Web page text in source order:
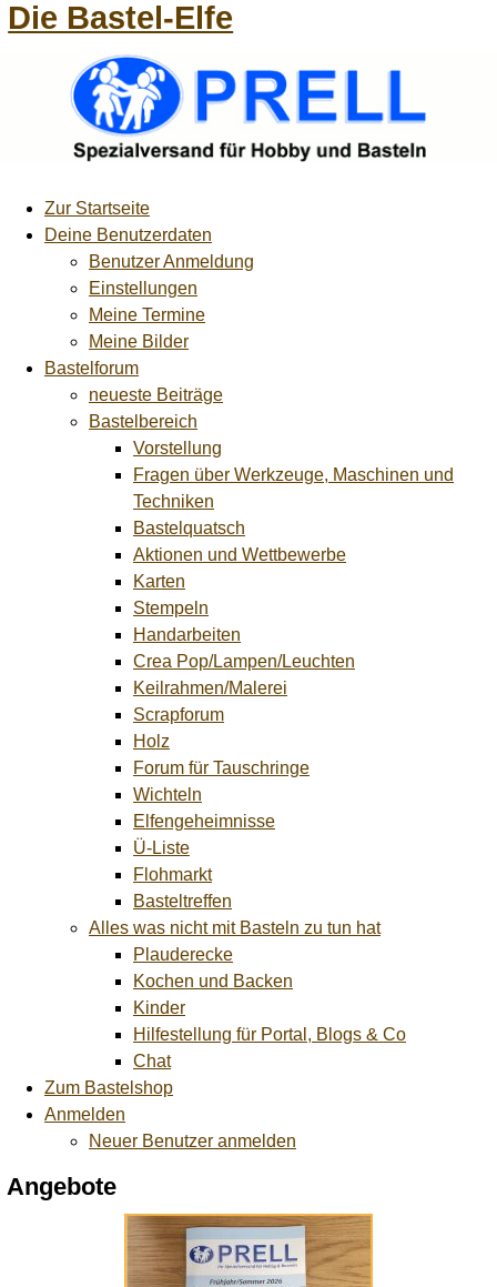
Die Bastel-Elfe
Zur Startseite
Deine Benutzerdaten
Benutzer Anmeldung
Einstellungen
Meine Termine
Meine Bilder
Bastelforum
neueste Beiträge
Bastelbereich
Vorstellung
Fragen über Werkzeuge, Maschinen und
Techniken
Bastelquatsch
Aktionen und Wettbewerbe
Karten
Stempeln
Handarbeiten
Crea Pop/Lampen/Leuchten
Keilrahmen/Malerei
Scrapforum
Holz
Forum für Tauschringe
Wichteln
Elfengeheimnisse
Ü-Liste
Flohmarkt
Basteltreffen
Alles was nicht mit Basteln zu tun hat
Plauderecke
Kochen und Backen
Kinder
Hilfestellung für Portal, Blogs & Co
Chat
Zum Bastelshop
Anmelden
Neuer Benutzer anmelden
Angebote